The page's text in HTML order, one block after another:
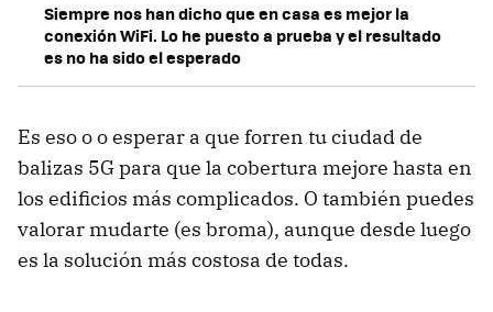
Siempre nos han dicho que en casa es mejor la
conexión WiFi. Lo he puesto a prueba y el resultado
es no ha sido el esperado
Es eso o o esperar a que forren tu ciudad de
balizas 5G para que la cobertura mejore hasta en
los edificios más complicados. O también puedes
valorar mudarte (es broma), aunque desde luego
es la solución más costosa de todas.